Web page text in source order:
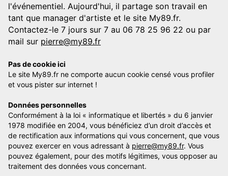
l'événementiel. Aujourd'hui, il partage son travail en
tant que manager d'artiste et le site My89.fr.
Contactez-le 7 jours sur 7 au 06 78 25 96 22 ou par
mail sur pierre@my89.fr
Pas de cookie ici
Le site My89.fr ne comporte aucun cookie censé vous profiler
et vous pister sur internet !
Données personnelles
Conformément à la loi « informatique et libertés » du 6 janvier
1978 modifiée en 2004, vous bénéficiez d’un droit d’accès et
de rectification aux informations qui vous concernent, que vous
pouvez exercer en vous adressant à pierre@my89.fr. Vous
pouvez également, pour des motifs légitimes, vous opposer au
traitement des données vous concernant.